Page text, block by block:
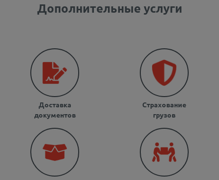
Дополнительные услуги
Доставка
документов
Страхование
грузов